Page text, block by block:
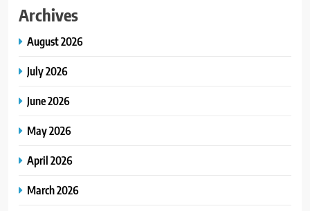
Archives
August 2026
July 2026
June 2026
May 2026
April 2026
March 2026